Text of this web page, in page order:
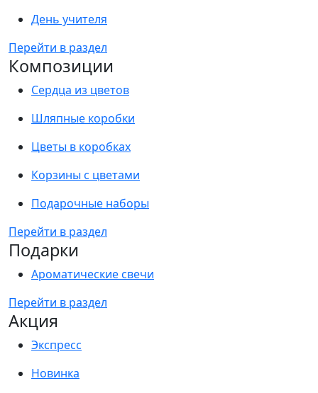
День учителя
Перейти в раздел
Композиции
Сердца из цветов
Шляпные коробки
Цветы в коробках
Корзины с цветами
Подарочные наборы
Перейти в раздел
Подарки
Ароматические свечи
Перейти в раздел
Акция
Экспресс
Новинка